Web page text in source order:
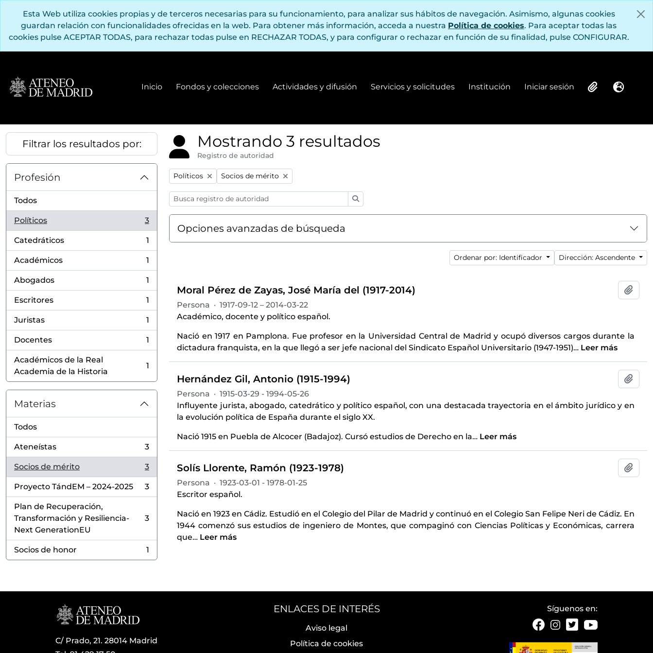
Esta Web utiliza cookies propias y de terceros necesarias para su funcionamiento, para analizar sus hábitos de navegación. Asimismo, algunas cookies
guardan relación con funcionalidades ofrecidas en la web. Para obtener más información, acceda a nuestra Política de cookies. Para aceptar todas las
cookies pulse ACEPTAR TODAS, para rechazar todas pulse en RECHAZAR TODAS, y para configurar o rechazar en función de su finalidad, pulse CONFIGURAR.
Inicio Fondos y colecciones
Fondos y colecciones
Actividades y difusión
Actividades y difusión
Servicios y solicitudes Institución
Institución
Iniciar sesión
Iniciar sesión ClipboardIdioma
Filtrar los resultados por:
Profesión
Todos
Políticos
, 3 resultados
3
Catedráticos
, 1 resultados
1
Académicos
, 1 resultados
1
Abogados
, 1 resultados
1
Escritores
, 1 resultados
1
Juristas
, 1 resultados
1
Docentes
, 1 resultados
1
Académicos de la Real
Academia de la Historia
, 1 resultados
1
Materias
Todos
Ateneístas
, 3 resultados
3
Socios de mérito
, 3 resultados
3
Proyecto TándEM – 2024-2025
, 3 resultados
3
Plan de Recuperación,
Transformación y Resiliencia-
Next GenerationEU
, 3 resultados
3
Socios de honor
, 1 resultados
1
Mostrando 3 resultados
Registro de autoridad
Remove filter:
Políticos Remove filter:
Socios de mérito
Opciones avanzadas de búsqueda
Ordenar por: Identificador Dirección: Ascendente
Moral Pérez de Zayas, José María del (1917-2014)
Persona · 1917-09-12 – 2014-03-22
Académico, docente y político español.
Nació en 1917 en Pamplona. Fue profesor en la Universidad Central de Madrid y ocupó diversos cargos durante la
dictadura franquista, en la que llegó a ser jefe nacional del Sindicato Español Universitario (1947-1951)… Leer más
Hernández Gil, Antonio (1915-1994)
Persona · 1915-03-29 - 1994-05-26
Influyente jurista, abogado, catedrático y político español, con una destacada trayectoria en el ámbito jurídico y en
la evolución política de España durante el siglo XX.
Nació 1915 en Puebla de Alcocer (Badajoz). Cursó estudios de Derecho en la… Leer más
Solís Llorente, Ramón (1923-1978)
Persona · 1923-03-01 - 1978-01-25
Escritor español.
Nació en 1923 en Cádiz. Estudió en el Colegio del Pilar de Madrid y continuó en el Colegio San Felipe Neri de Cádiz. En
1944 comenzó sus estudios de ingeniero de Montes, que compaginó con Ciencias Políticas y Económicas, carrera
que… Leer más
C/ Prado, 21. 28014 Madrid
ENLACES DE INTERÉS
Aviso legal
Política de cookies
Síguenos en: